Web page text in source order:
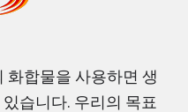
화합물을 사용하면 생
습니다. 우리의 목표